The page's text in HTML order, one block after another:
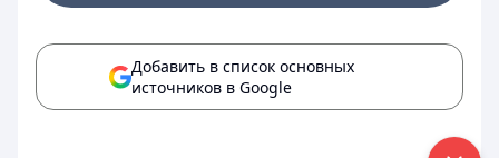
Добавить в список основных
источников в Google